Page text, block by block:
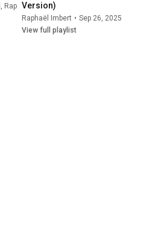
, Raphaël Imbert
Version)
Raphaël Imbert • Sep 26, 2025
View full playlist